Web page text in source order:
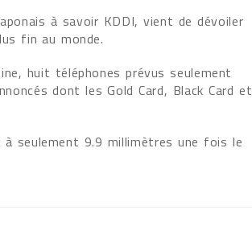
à savoir KDDI, vient de dévoiler
fin au monde.
huit téléphones prévus seulement
dont les Gold Card, Black Card et
seulement 9.9 millimètres une fois le